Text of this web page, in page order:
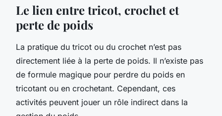
Le lien entre tricot, crochet et
perte de poids
La pratique du tricot ou du crochet n’est pas
directement liée à la perte de poids. Il n’existe pas
de formule magique pour perdre du poids en
tricotant ou en crochetant. Cependant, ces
activités peuvent jouer un rôle indirect dans la